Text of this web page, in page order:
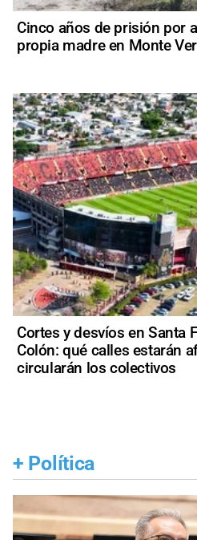
Cinco años de prisión por
propia madre en Monte
Cortes y desvíos en Santa
Colón: qué calles estarán
circularán los colectivos
+ Política